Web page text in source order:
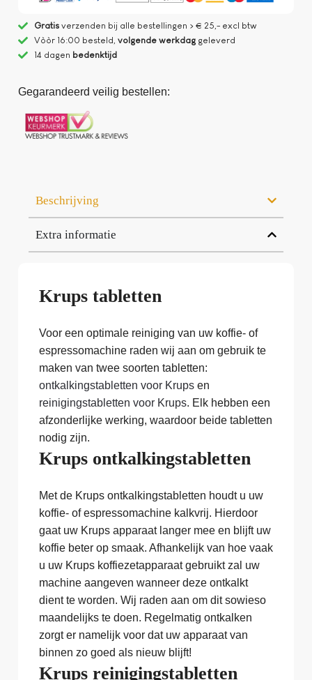
Gratisverzenden bij alle bestellingen > € 25,- excl btw
Vòòr 16:00 besteld, volgende werkdaggeleverd
14 dagen bedenktijd
Gegarandeerd veilig bestellen:
Beschrijving
Extra informatie
Krups tabletten
Voor een optimale reiniging van uw koffie- of
espressomachine raden wij aan om gebruik te
maken van twee soorten tabletten:
ontkalkingstabletten voor Krups en
reinigingstabletten voor Krups. Elk hebben een
afzonderlijke werking, waardoor beide tabletten
nodig zijn.
Krups ontkalkingstabletten
Met de Krups ontkalkingstabletten houdt u uw
koffie- of espressomachine kalkvrij. Hierdoor
gaat uw Krups apparaat langer mee en blijft uw
koffie beter op smaak. Afhankelijk van hoe vaak
u uw Krups koffiezetapparaat gebruikt zal uw
machine aangeven wanneer deze ontkalkt
dient te worden. Wij raden aan om dit sowieso
maandelijks te doen. Regelmatig ontkalken
zorgt er namelijk voor dat uw apparaat van
binnen zo goed als nieuw blijft!
Krups reinigingstabletten